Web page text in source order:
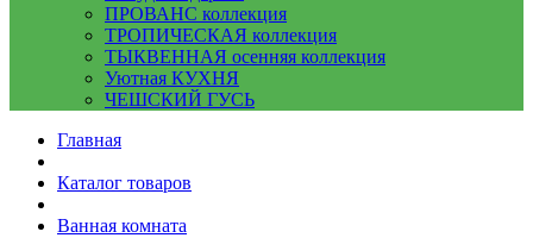
ПРОВАНС коллекция
ТРОПИЧЕСКАЯ коллекция
ТЫКВЕННАЯ осенняя коллекция
Уютная КУХНЯ
ЧЕШСКИЙ ГУСЬ
Главная
Каталог товаров
Ванная комната